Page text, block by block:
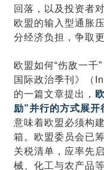
回落，以及投资者
欧盟的输入型通胀
分经济负担，争取
欧盟如何“伤敌一千
国际政治季刊》（
的一篇文章提出，
励”并行的方式展开
意味着欧盟必须构
箱。欧盟委员会已
关税清单，应率先
械、化工与农产品